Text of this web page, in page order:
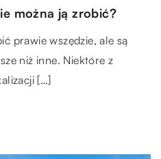
można ją zrobić?
prawie wszędzie, ale są
niż inne. Niektóre z
[…]